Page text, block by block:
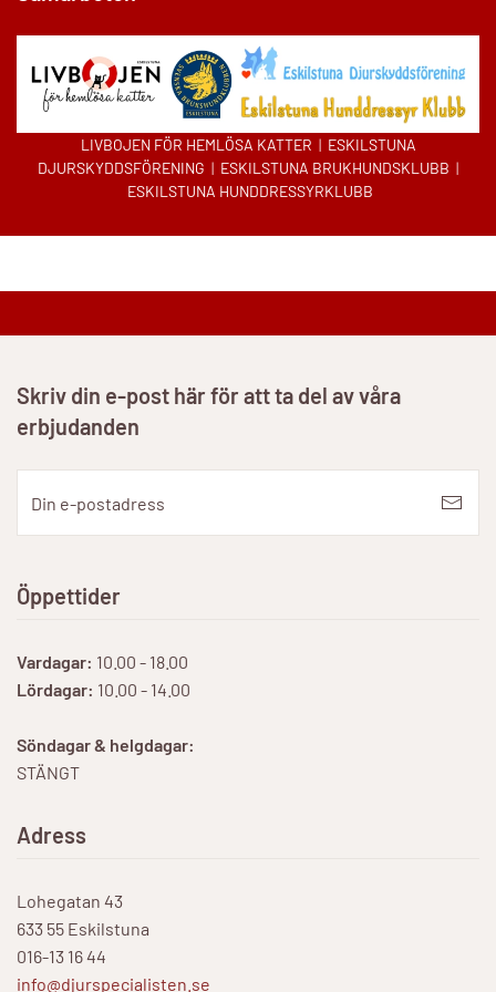
LIVBOJEN FÖR HEMLÖSA KATTER | ESKILSTUNA
DJURSKYDDSFÖRENING | ESKILSTUNA BRUKHUNDSKLUBB |
ESKILSTUNA HUNDDRESSYRKLUBB
Skriv din e-post här för att ta del av våra
erbjudanden
Öppettider
Vardagar: 10.00 - 18.00
Lördagar: 10.00 - 14.00
Söndagar & helgdagar:
STÄNGT
Adress
Lohegatan 43
633 55 Eskilstuna
016-13 16 44
info@djurspecialisten.se